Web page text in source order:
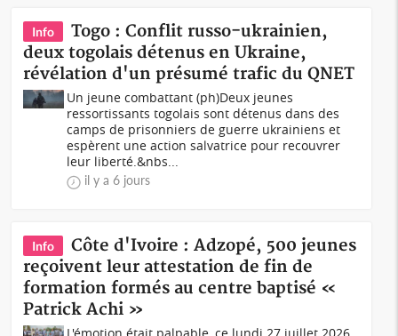
Info
Togo : Conflit russo-ukrainien,
deux togolais détenus en Ukraine,
révélation d'un présumé trafic du QNET
Un jeune combattant (ph)Deux jeunes
ressortissants togolais sont détenus dans des
camps de prisonniers de guerre ukrainiens et
espèrent une action salvatrice pour recouvrer
leur liberté.&nbs...
il y a 6 jours
Info
Côte d'Ivoire : Adzopé, 500 jeunes
reçoivent leur attestation de fin de
formation formés au centre baptisé «
Patrick Achi »